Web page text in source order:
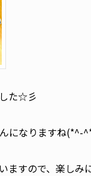
た☆彡
になりますね(*^-
ますので、楽し